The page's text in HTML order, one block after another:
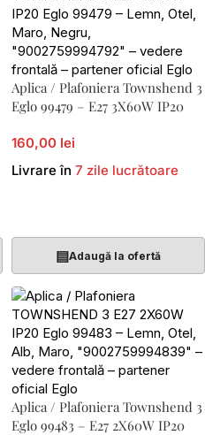
Aplica / Plafoniera Townshend 3
Eglo 99479 – E27 3X60W IP20
160,00 lei
Livrare în 7 zile lucrătoare
▤Adaugă la ofertă
Aplica / Plafoniera Townshend 3
Eglo 99483 – E27 2X60W IP20